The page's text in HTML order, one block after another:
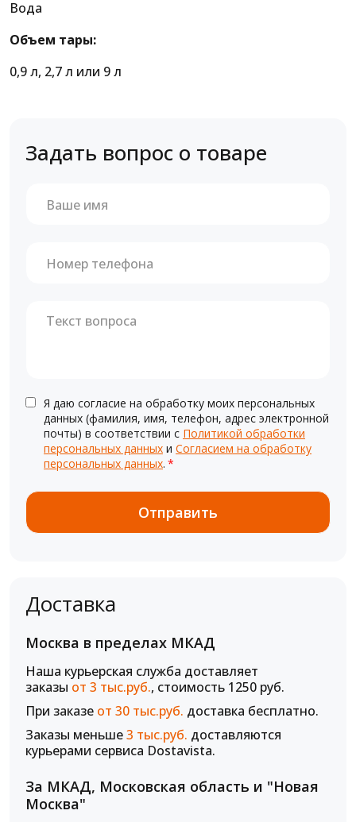
Вода
Объем тары:
0,9 л, 2,7 л или 9 л
Задать вопрос о товаре
Я даю согласие на обработку моих персональных
данных (фамилия, имя, телефон, адрес электронной
почты) в соответствии с Политикой обработки
персональных данных и Согласием на обработку
персональных данных. *
Доставка
Москва в пределах МКАД
Наша курьерская служба доставляет
заказы от 3 тыс.руб., стоимость 1250 руб.
При заказе от 30 тыс.руб. доставка бесплатно.
Заказы меньше3 тыс.руб. доставляются
курьерами сервиса Dostavista.
За МКАД, Московская область и "Новая
Москва"